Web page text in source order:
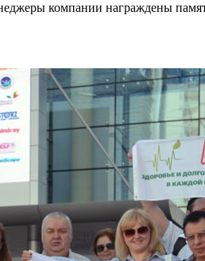
компании награждены